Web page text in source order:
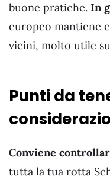
buone pratiche. In
europeo mantiene
vicini, molto utile
Punti da
Conviene
tutta la tua rotta